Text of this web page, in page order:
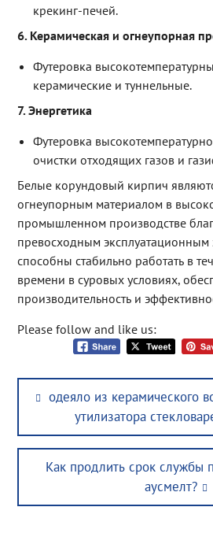
крекинг-печей.
6. Керамическая и огнеупорная
Футеровка
керамические и туннельные.
7. Энергетика
Футеровка
очистки отходящих газов и
Белые корундовый кирпич
огнеупорным материалом в
промышленном производстве
превосходным эксплуатационным
способны стабильно работать в
времени в суровых условиях,
производительность и
Please follow and like us:
Post
navigation
Previous
одеяло из керамического
утилизатора
Next
Как продлить срок службы
аусмелт?